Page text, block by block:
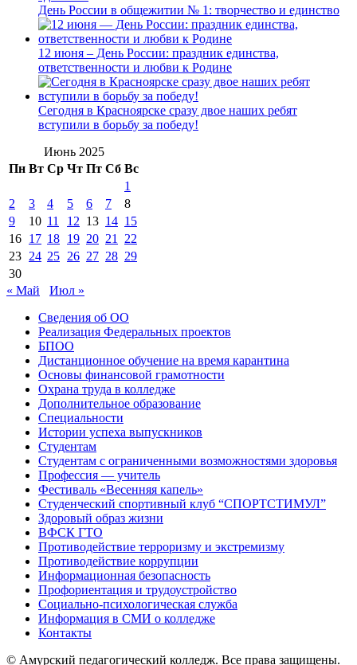
День России в общежитии № 1: творчество и единство
12 июня – День России: праздник единства,
ответственности и любви к Родине
Сегодня в Красноярске сразу двое наших ребят
вступили в борьбу за победу!
Июнь 2025
Пн Вт Ср Чт Пт Сб Вс
1
2
3 4 5 6 7
8
9
10 11 12 13 14 15
16 17 18 19 20 21
22
23 24 25 26 27 28 29
30
« Май
Июл »
Сведения об ОО
Реализация Федеральных проектов
БПОО
Дистанционное обучение на время карантина
Основы финансовой грамотности
Охрана труда в колледже
Дополнительное образование
Специальности
Истории успеха выпускников
Студентам
Студентам с ограниченными возможностями здоровья
Профессия — учитель
Фестиваль «Весенняя капель»
Студенческий спортивный клуб “СПОРТСТИМУЛ”
Здоровый образ жизни
ВФСК ГТО
Противодействие терроризму и экстремизму
Противодействие коррупции
Информационная безопасность
Профориентация и трудоустройство
Социально-психологическая служба
Информация в СМИ о колледже
Контакты
© Амурский педагогический колледж. Все права защищены.